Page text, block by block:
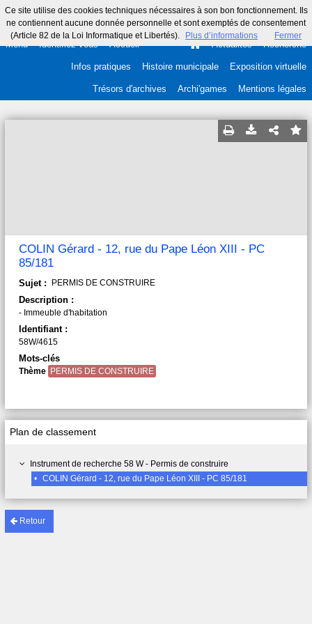
Ce site utilise des cookies techniques nécessaires à son bon fonctionnement. Ils
ne contiennent aucune donnée personnelle et sont exemptés de consentement
(Article 82 de la Loi Informatique et Libertés).
Plus d’informations Fermer
Menu Identifiez-vous Accueil Actualités Recherche
Infos pratiques Histoire municipale Exposition virtuelle
Trésors d'archives Archi'games Mentions légales
Retour
Plan de classement
Instrument de recherche 58 W - Permis de construire
•
COLIN Gérard - 12, rue du Pape Léon XIII - PC 85/181
COLIN Gérard - 12, rue du Pape Léon XIII - PC
85/181
Sujet : PERMIS DE CONSTRUIRE
Description :
- Immeuble d'habitation
Identifiant :
58W/4615
Mots-clés
Thème PERMIS DE CONSTRUIRE